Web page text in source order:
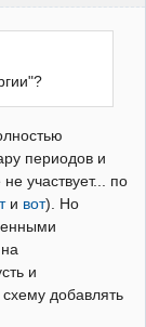
периодов и
участвует... по
и вот). Но
и
добавлять